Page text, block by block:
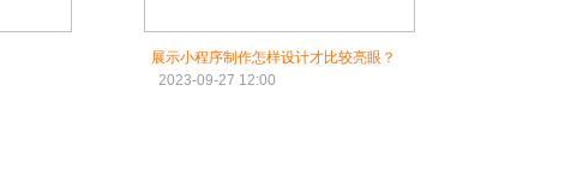
展示小程序制作怎样设计才比较亮眼？
2023-09-27 12:00